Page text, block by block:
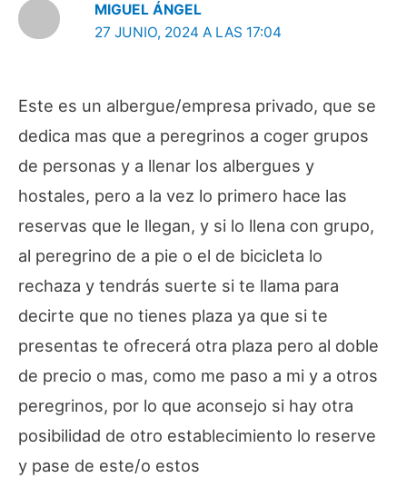
MIGUEL ÁNGEL
27 JUNIO, 2024 A LAS 17:04
Este es un albergue/empresa privado, que se
dedica mas que a peregrinos a coger grupos
de personas y a llenar los albergues y
hostales, pero a la vez lo primero hace las
reservas que le llegan, y si lo llena con grupo,
al peregrino de a pie o el de bicicleta lo
rechaza y tendrás suerte si te llama para
decirte que no tienes plaza ya que si te
presentas te ofrecerá otra plaza pero al doble
de precio o mas, como me paso a mi y a otros
peregrinos, por lo que aconsejo si hay otra
posibilidad de otro establecimiento lo reserve
y pase de este/o estos